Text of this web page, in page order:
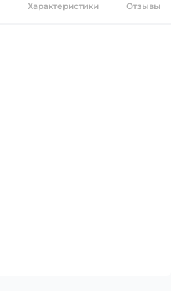
Характеристики Отзывы